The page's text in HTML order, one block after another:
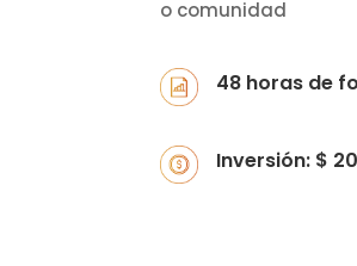
o comunidad
48 horas de
Inversión: $